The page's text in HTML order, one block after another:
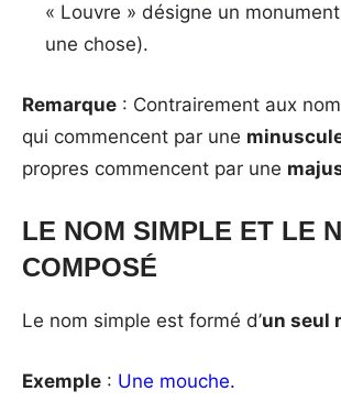
« Louvre » désigne un
une chose).
Remarque : Contrairement aux
qui commencent par une
propres commencent par une
LE NOM SIMPLE ET LE
COMPOSÉ
Le nom simple est formé d’un seul
Exemple : Une mouche.